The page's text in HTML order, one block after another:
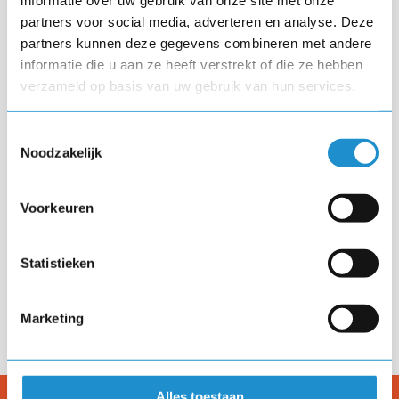
partners voor social media, adverteren en analyse. Deze
partners kunnen deze gegevens combineren met andere
informatie die u aan ze heeft verstrekt of die ze hebben
verzameld op basis van uw gebruik van hun services.
Noodzakelijk
Voorkeuren
Statistieken
Marketing
9
ontdekken en ontwikkelen van relaties"